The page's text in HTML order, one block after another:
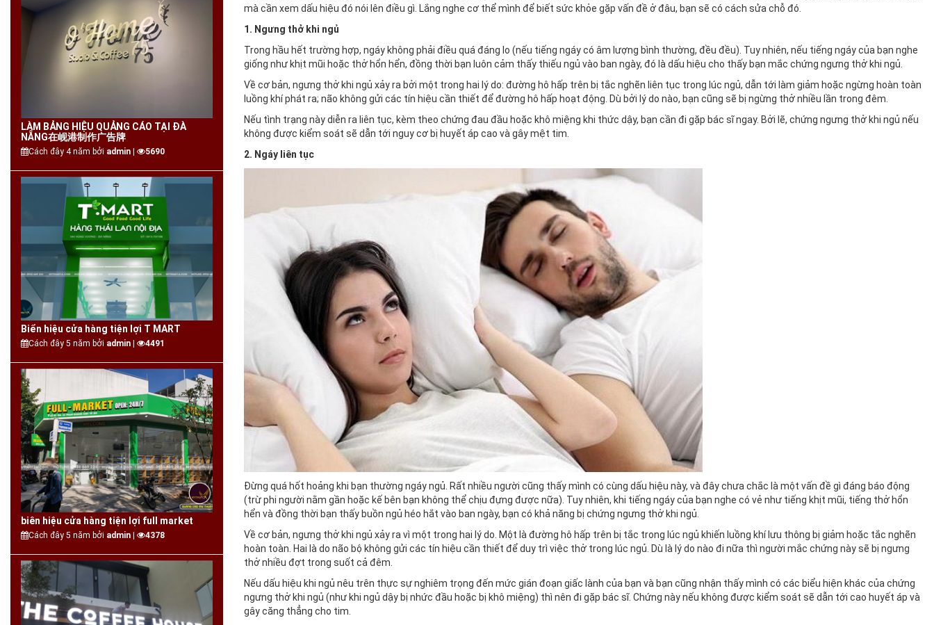
LÀM BẢNG HIỆU QUẢNG CÁO TẠI ĐÀ
NẴNG在岘港制作广告牌
Cách đây 4 năm bởi admin | 5690
Biển hiệu cửa hàng tiện lợi T MART
Cách đây 5 năm bởi admin | 4491
biên hiệu cửa hàng tiện lợi full market
Cách đây 5 năm bởi admin | 4378
mà cần xem dấu hiệu đó nói lên điều gì. Lắng nghe cơ thể mình để biết sức khỏe gặp vấn đề ở đâu, bạn sẽ có cách sửa chỗ đó.
1. Ngưng thở khi ngủ
Trong hầu hết trường hợp, ngáy không phải điều quá đáng lo (nếu tiếng ngáy có âm lượng bình thường, đều đều). Tuy nhiên, nếu tiếng ngáy của bạn nghe
giống như khịt mũi hoặc thở hổn hển, đồng thời bạn luôn cảm thấy thiếu ngủ vào ban ngày, đó là dấu hiệu cho thấy bạn mắc chứng ngưng thở khi ngủ.
Về cơ bản, ngưng thở khi ngủ xảy ra bởi một trong hai lý do: đường hô hấp trên bị tắc nghẽn liên tục trong lúc ngủ, dẫn tới làm giảm hoặc ngừng hoàn toàn
luồng khí phát ra; não không gửi các tín hiệu cần thiết để đường hô hấp hoạt động. Dù bởi lý do nào, bạn cũng sẽ bị ngừng thở nhiều lần trong đêm.
Nếu tình trạng này diễn ra liên tục, kèm theo chứng đau đầu hoặc khô miệng khi thức dậy, bạn cần đi gặp bác sĩ ngay. Bởi lẽ, chứng ngưng thở khi ngủ nếu
không được kiểm soát sẽ dẫn tới nguy cơ bị huyết áp cao và gây mệt tim.
2. Ngáy liên tục
Đừng quá hốt hoảng khi bạn thường ngáy ngủ. Rất nhiều người cũng thấy mình có cùng dấu hiệu này, và đây chưa chắc là một vấn đề gì đáng báo động
(trừ phi người nằm gần hoặc kế bên bạn không thể chịu đựng được nữa). Tuy nhiên, khi tiếng ngáy của bạn nghe có vẻ như tiếng khịt mũi, tiếng thở hổn
hển và đồng thời bạn thấy buồn ngủ héo hắt vào ban ngày, bạn có khả năng bị chứng ngưng thở khi ngủ.
Về cơ bản, ngưng thở khi ngủ xảy ra vì một trong hai lý do. Một là đường hô hấp trên bị tắc trong lúc ngủ khiến luồng khí lưu thông bị giảm hoặc tắc nghẽn
hoàn toàn. Hai là do não bộ không gửi các tín hiệu cần thiết để duy trì việc thở trong lúc ngủ. Dù là lý do nào đi nữa thì người mắc chứng này sẽ bị ngưng
thở nhiều đợt trong suốt cả đêm.
Nếu dấu hiệu khi ngủ nêu trên thực sự nghiêm trọng đến mức gián đoạn giấc lành của bạn và bạn cũng nhận thấy mình có các biểu hiện khác của chứng
ngưng thở khi ngủ (như khi ngủ dậy bị nhức đầu hoặc bị khô miệng) thì nên đi gặp bác sĩ. Chứng này nếu không được kiểm soát sẽ dẫn tới cao huyết áp và
gây căng thẳng cho tim.